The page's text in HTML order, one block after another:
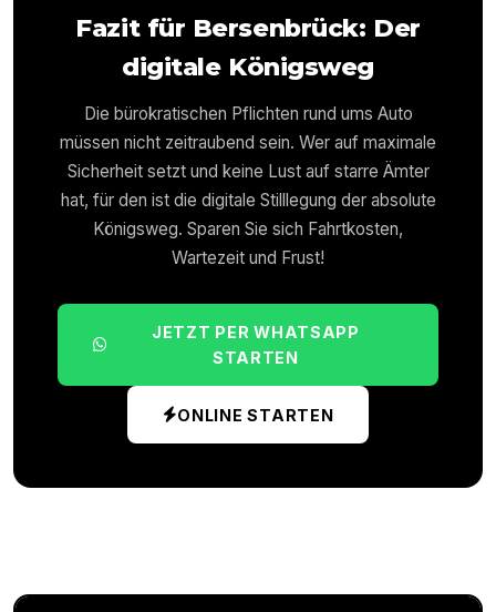
Fazit für Bersenbrück: Der
digitale Königsweg
Die bürokratischen Pflichten rund ums Auto
müssen nicht zeitraubend sein. Wer auf maximale
Sicherheit setzt und keine Lust auf starre Ämter
hat, für den ist die digitale Stilllegung der absolute
Königsweg. Sparen Sie sich Fahrtkosten,
Wartezeit und Frust!
JETZT PER WHATSAPP
STARTEN
ONLINE STARTEN